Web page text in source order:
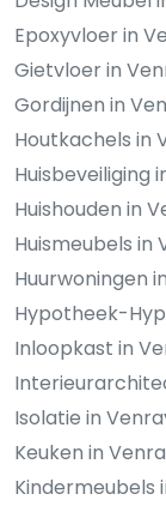
Epoxyvloer in
Gietvloer in
Gordijnen in
Houtkachels in
Huisbeveiliging
Huishouden in
Huismeubels in
Huurwoningen
Hypotheek-
Inloopkast in
Isolatie in
Keuken in
Kindermeubels